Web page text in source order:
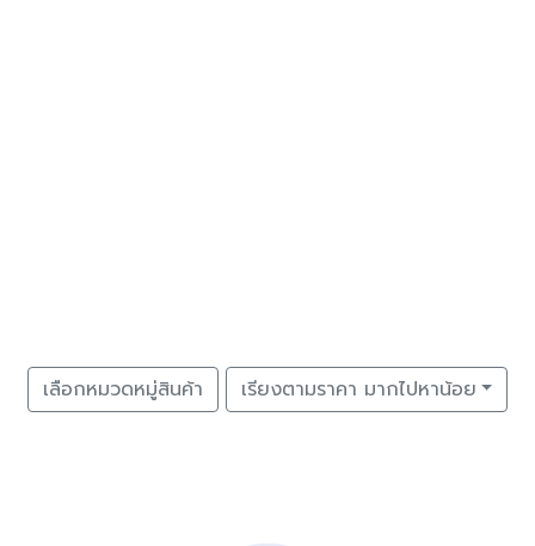
เลือกหมวดหมู่สินค้า เรียงตามราคา มากไปหาน้อย